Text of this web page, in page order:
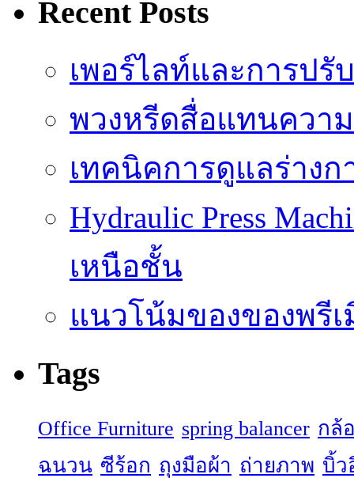
Recent Posts
เพอร์ไลท์และการป
พวงหรีดสื่อแทนควา
เทคนิคการดูแลร่างก
Hydraulic Press
เหนือชั้น
แนวโน้มของของพรี
Tags
Office Furniture spring balancer กล้
ฉนวน ซีร้อก ถุงมือผ้า ถ่ายภาพ บิ้ว